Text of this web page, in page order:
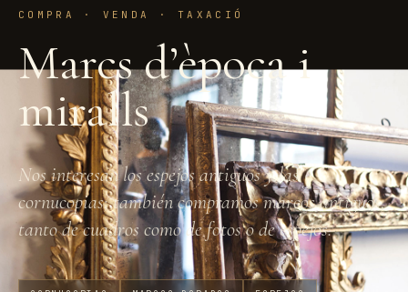
COMPRA · VENDA · TAXACIÓ
Marcs d’època i
miralls
Nos interesan los espejos antiguos y las
cornucopias; también compramos marcos antiguos,
tanto de cuadros como de fotos o de espejos.